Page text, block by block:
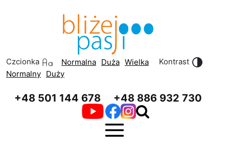
Czcionka Normalna Duża Wielka
Kontrast
Normalny Duży
+48 501 144 678 +48 886 932 730